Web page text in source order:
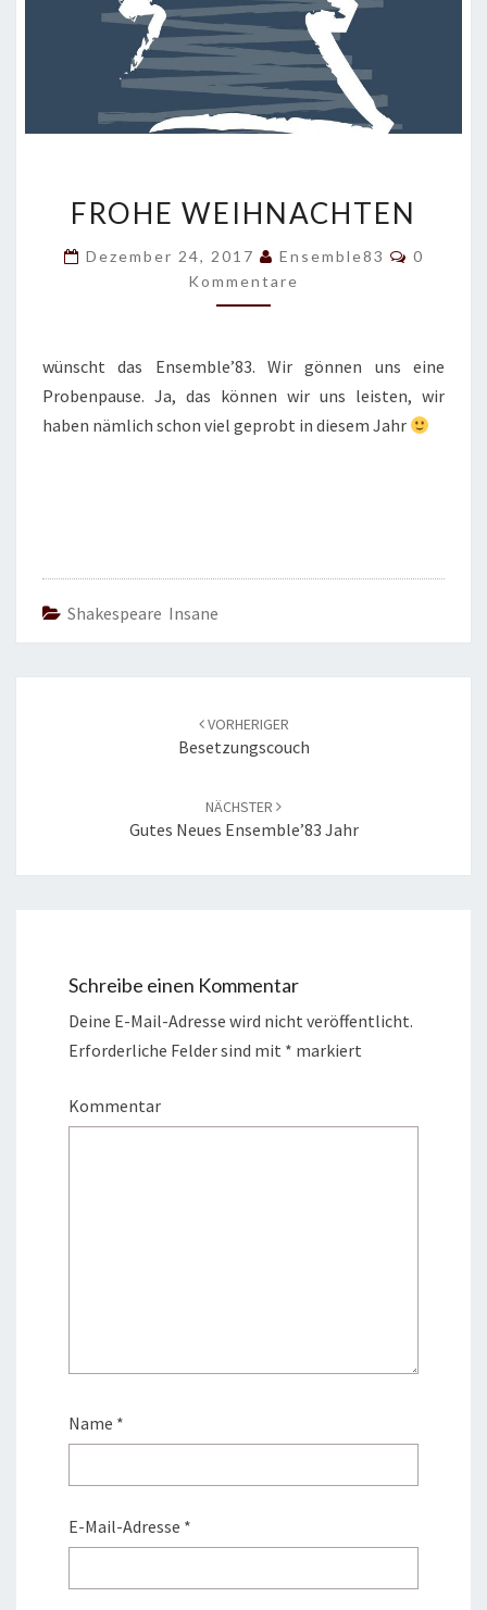
R
H
E
W
I
H
N
A
FROHE WEIHNACHTEN
Dezember 24, 2017 Ensemble83
K
O
A
E
0
Kommentare
wünscht das Ensemble’83. Wir gönnen uns eine
Probenpause. Ja, das können wir uns leisten, wir
haben nämlich schon viel geprobt in diesem Jahr
Shakespeare Insane
VORHERIGER
Besetzungscouch
NÄCHSTER
Gutes Neues Ensemble’83 Jahr
Schreibe einen Kommentar
Deine E-Mail-Adresse wird nicht veröffentlicht.
Erforderliche Felder sind mit * markiert
Kommentar
Name *
E-Mail-Adresse *